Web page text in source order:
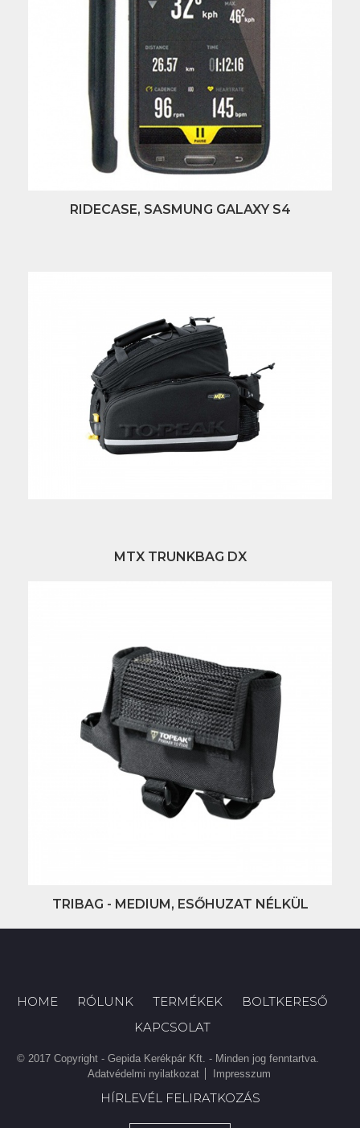
RIDECASE, SASMUNG GALAXY S4
MTX TRUNKBAG DX
TRIBAG - MEDIUM, ESŐHUZAT NÉLKÜL
HOME RÓLUNK TERMÉKEK
BOLTKERESŐ
KAPCSOLAT
© 2017 Copyright - Gepida Kerékpár Kft. - Minden jog fenntartva.
Adatvédelmi nyilatkozat
Impresszum
HÍRLEVÉL FELIRATKOZÁS